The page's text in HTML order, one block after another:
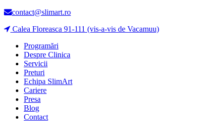
contact@slimart.ro
Calea Floreasca 91-111 (vis-a-vis de Vacamuu)
Programări
Despre Clinica
Servicii
Preturi
Echipa SlimArt
Cariere
Presa
Blog
Contact